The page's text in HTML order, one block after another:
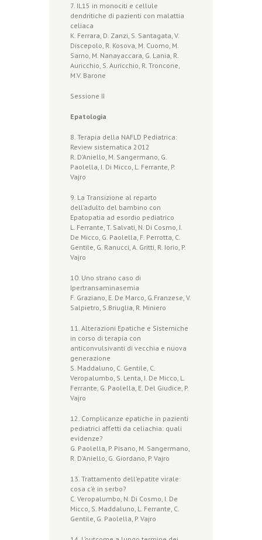
7. IL15 in monociti e cellule
dendritiche di pazienti con malattia
celiaca
K. Ferrara, D. Zanzi, S. Santagata, V.
Discepolo, R. Kosova, M. Cuomo, M.
Sarno, M. Nanayaccara, G. Lania, R.
Auricchio, S. Auricchio, R. Troncone,
M.V. Barone
Sessione II
Epatologia
8. Terapia della NAFLD Pediatrica:
Review sistematica 2012
R. D’Aniello, M. Sangermano, G.
Paolella, I. Di Micco, L. Ferrante, P.
Vajro
9. La Transizione al reparto
dell’adulto del bambino con
Epatopatia ad esordio pediatrico
L. Ferrante, T. Salvati, N. Di Cosmo, I.
De Micco, G. Paolella, F. Perrotta, C.
Gentile, G. Ranucci, A. Gritti, R. Iorio, P.
Vajro
10. Uno strano caso di
Ipertransaminasemia
F. Graziano, E. De Marco, G.Franzese, V.
Salpietro, S.Briuglia, R. Miniero
11. Alterazioni Epatiche e Sistemiche
in corso di terapia con
anticonvulsivanti di vecchia e nuova
generazione
S. Maddaluno, C. Gentile, C.
Veropalumbo, S. Lenta, I. De Micco, L.
Ferrante, G. Paolella, E. Del Giudice, P.
Vajro
12. Complicanze epatiche in pazienti
pediatrici affetti da celiachia: quali
evidenze?
G. Paolella, P. Pisano, M. Sangermano,
R. D’Aniello, G. Giordano, P. Vajro
13. Trattamento dell’epatite virale:
cosa c’è in serbo?
C. Veropalumbo, N. Di Cosmo, I. De
Micco, S. Maddaluno, L. Ferrante, C.
Gentile, G. Paolella, P. Vajro